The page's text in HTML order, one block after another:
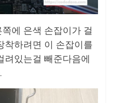
에 은색 손잡이가 걸
착하려면 이 손잡이를
려있는걸 빼준다음에